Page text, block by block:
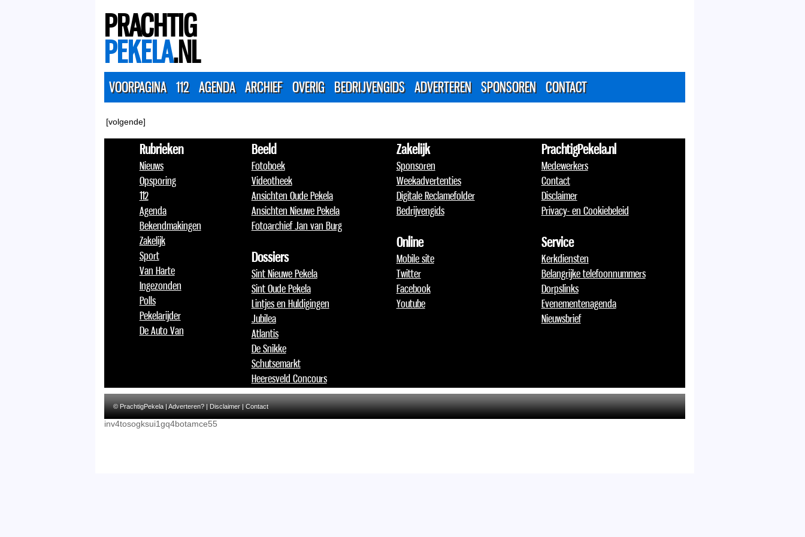
PRACHTIG
PEKELA.NL
VOORPAGINA 112 AGENDA ARCHIEF OVERIG BEDRIJVENGIDS ADVERTEREN SPONSOREN CONTACT
[volgende]
Rubrieken
Nieuws
Opsporing
112
Agenda
Bekendmakingen
Zakelijk
Sport
Van Harte
Ingezonden
Polls
Pekelarijder
De Auto Van
Beeld
Fotoboek
Videotheek
Ansichten Oude Pekela
Ansichten Nieuwe Pekela
Fotoarchief Jan van Burg
Dossiers
Sint Nieuwe Pekela
Sint Oude Pekela
Lintjes en Huldigingen
Jubilea
Atlantis
De Snikke
Schutsemarkt
Heeresveld Concours
Zakelijk
Sponsoren
Weekadvertenties
Digitale Reclamefolder
Bedrijvengids
Online
Mobile site
Twitter
Facebook
Youtube
PrachtigPekela.nl
Medewerkers
Contact
Disclaimer
Privacy- en Cookiebeleid
Service
Kerkdiensten
Belangrijke telefoonnummers
Dorpslinks
Evenementenagenda
Nieuwsbrief
© PrachtigPekela |Adverteren?|Disclaimer|Contact
inv4tosogksui1gq4botamce55